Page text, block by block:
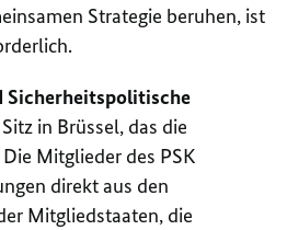
Strategie beruhen, ist
Sicherheitspolitische
in Brüssel, das die
Mitglieder des PSK
direkt aus den
Mitgliedstaaten, die